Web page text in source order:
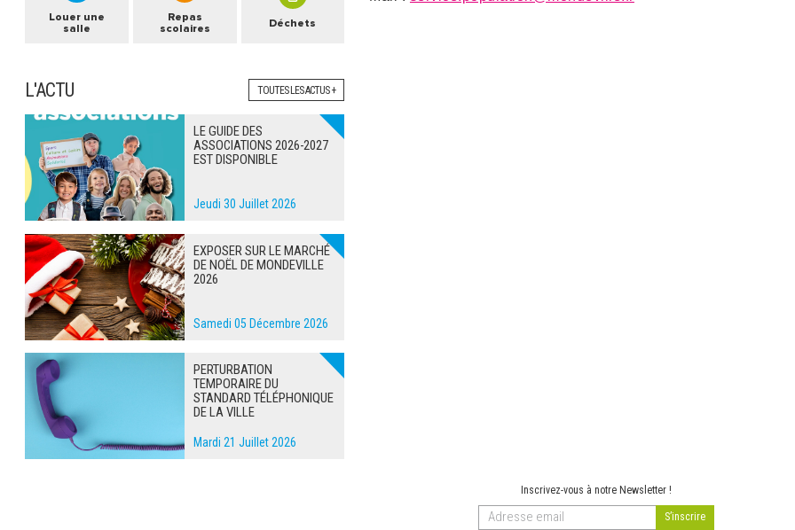
Louer une
salle
Repas
scolaires
Déchets
L'ACTU TOUTES LES ACTUS +
LE GUIDE DES
ASSOCIATIONS 2026-2027
EST DISPONIBLE
Jeudi 30 Juillet 2026
EXPOSER SUR LE MARCHÉ
DE NOËL DE MONDEVILLE
2026
Samedi 05 Décembre 2026
PERTURBATION
TEMPORAIRE DU
STANDARD TÉLÉPHONIQUE
DE LA VILLE
Mardi 21 Juillet 2026
Inscrivez-vous à notre Newsletter !